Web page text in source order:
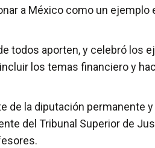
a México como un ejemplo
todos aporten, y celebró los
los temas financiero y
de la diputación permanente
del Tribunal Superior de